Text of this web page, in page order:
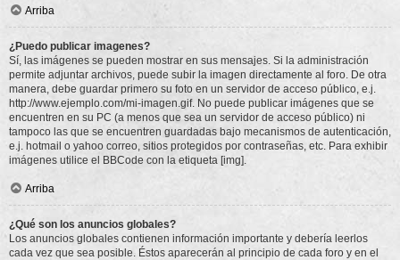
Arriba
¿Puedo publicar imagenes?
Sí, las imágenes se pueden mostrar en sus mensajes. Si la administración
permite adjuntar archivos, puede subir la imagen directamente al foro. De otra
manera, debe guardar primero su foto en un servidor de acceso público, e.j.
http://www.ejemplo.com/mi-imagen.gif. No puede publicar imágenes que se
encuentren en su PC (a menos que sea un servidor de acceso público) ni
tampoco las que se encuentren guardadas bajo mecanismos de autenticación,
e.j. hotmail o yahoo correo, sitios protegidos por contraseñas, etc. Para exhibir
imágenes utilice el BBCode con la etiqueta [img].
Arriba
¿Qué son los anuncios globales?
Los anuncios globales contienen información importante y debería leerlos
cada vez que sea posible. Éstos aparecerán al principio de cada foro y en el